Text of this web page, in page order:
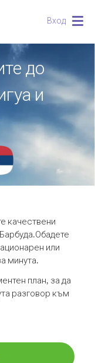
Вход
до
и
качествени
Обадете
или
минута.
план, за да
разговор към